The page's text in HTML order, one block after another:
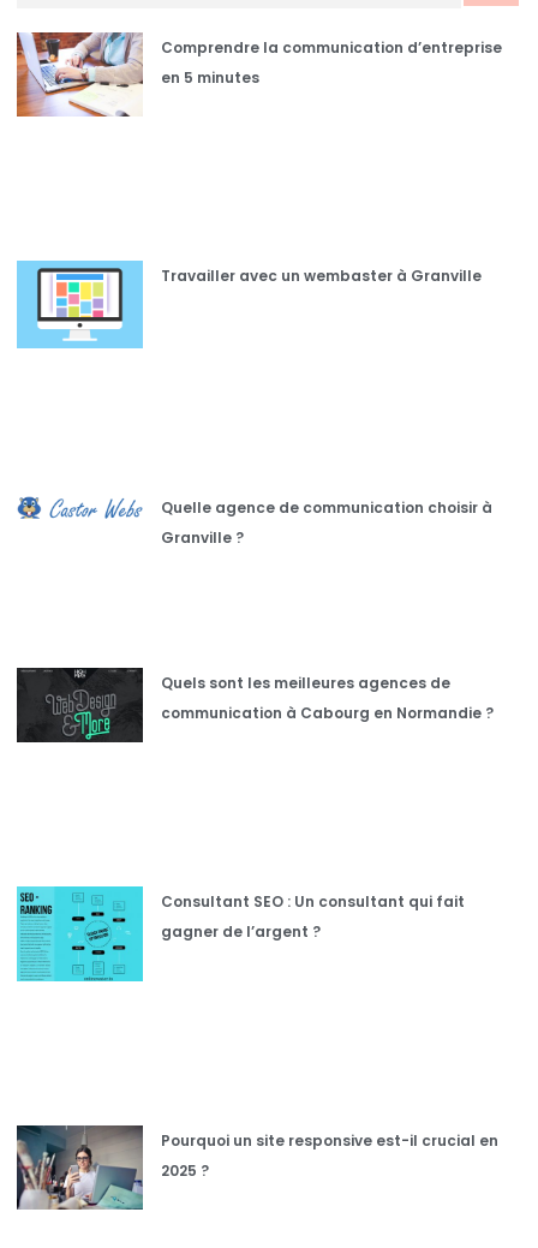
Comprendre la communication d’entreprise
en 5 minutes
Travailler avec un wembaster à Granville
Quelle agence de communication choisir à
Granville ?
Quels sont les meilleures agences de
communication à Cabourg en Normandie ?
Consultant SEO : Un consultant qui fait
gagner de l’argent ?
Pourquoi un site responsive est-il crucial en
2025 ?